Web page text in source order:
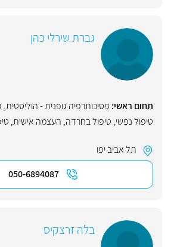
גברת שירלי כהן
תחום ראשי: פסיכותרפיה גופנית - הוליסטית,
טיפול נפשי, טיפול בחרדה, העצמה אישית,
תל אביב יפו
050-6894087
בלה זרצקיס